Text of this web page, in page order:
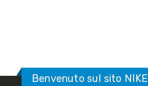
Benvenuto sul sito